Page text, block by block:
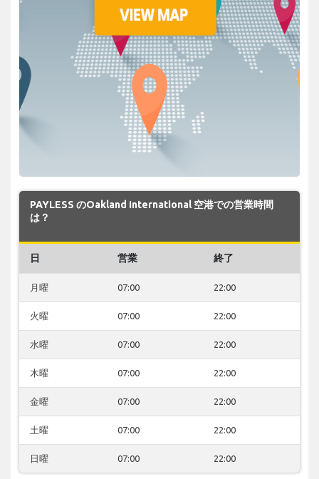
PAYLESS のOakland International 空港での営業時間
は？
日 営業 終了
月曜 07:00 22:00
火曜 07:00 22:00
水曜 07:00 22:00
木曜 07:00 22:00
金曜 07:00 22:00
土曜 07:00 22:00
日曜 07:00 22:00